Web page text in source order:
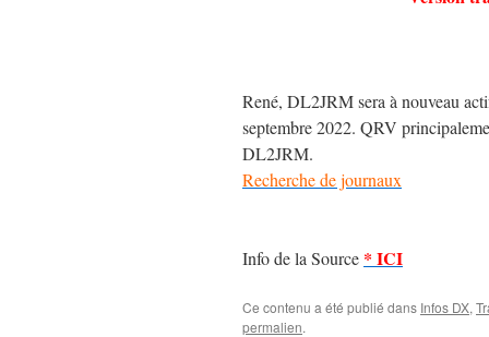
René, DL2JRM sera à nouveau
septembre 2022. QRV
DL2JRM.
Recherche de journaux
Info de la Source * ICI
Ce contenu a été publié dans Infos DX,
permalien.